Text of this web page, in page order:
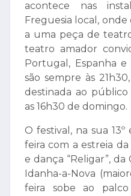
acontece nas
Freguesia local, onde
a uma peça de
teatro amador
Portugal, Espanha e
são sempre às
destinada ao
as 16h30 de domingo.
O festival, na sua
feira com a estreia
e dança “Religar”, da
Idanha-a-Nova
feira sobe ao palco